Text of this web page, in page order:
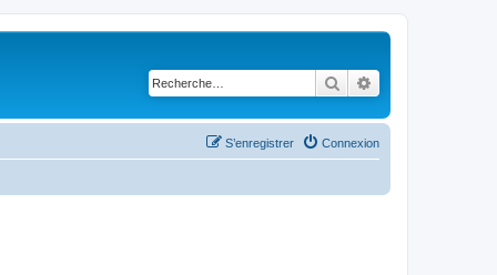
Rechercher
Connexion
S’enregistrer